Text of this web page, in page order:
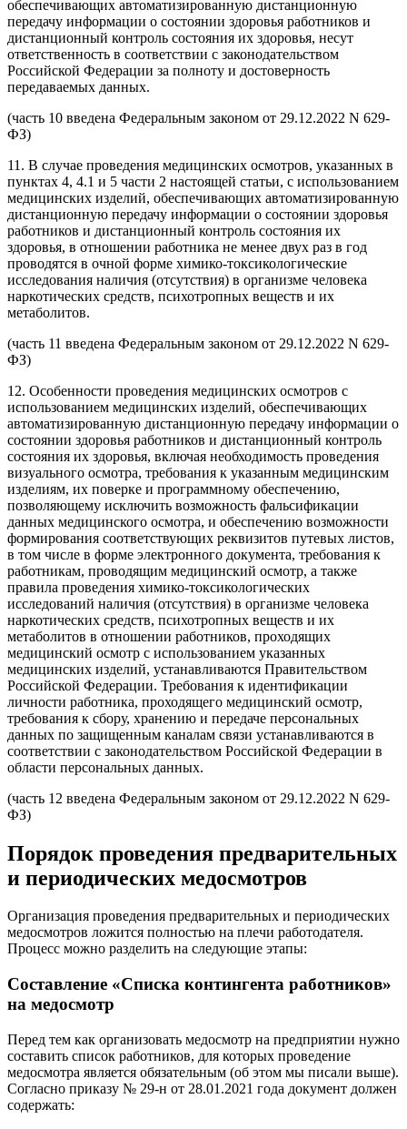
обеспечивающих автоматизированную дистанционную
передачу информации о состоянии здоровья работников и
дистанционный контроль состояния их здоровья, несут
ответственность в соответствии с законодательством
Российской Федерации за полноту и достоверность
передаваемых данных.
(часть 10 введена Федеральным законом от 29.12.2022 N 629-
ФЗ)
11. В случае проведения медицинских осмотров, указанных в
пунктах 4, 4.1 и 5 части 2 настоящей статьи, с использованием
медицинских изделий, обеспечивающих автоматизированную
дистанционную передачу информации о состоянии здоровья
работников и дистанционный контроль состояния их
здоровья, в отношении работника не менее двух раз в год
проводятся в очной форме химико-токсикологические
исследования наличия (отсутствия) в организме человека
наркотических средств, психотропных веществ и их
метаболитов.
(часть 11 введена Федеральным законом от 29.12.2022 N 629-
ФЗ)
12. Особенности проведения медицинских осмотров с
использованием медицинских изделий, обеспечивающих
автоматизированную дистанционную передачу информации о
состоянии здоровья работников и дистанционный контроль
состояния их здоровья, включая необходимость проведения
визуального осмотра, требования к указанным медицинским
изделиям, их поверке и программному обеспечению,
позволяющему исключить возможность фальсификации
данных медицинского осмотра, и обеспечению возможности
формирования соответствующих реквизитов путевых листов,
в том числе в форме электронного документа, требования к
работникам, проводящим медицинский осмотр, а также
правила проведения химико-токсикологических
исследований наличия (отсутствия) в организме человека
наркотических средств, психотропных веществ и их
метаболитов в отношении работников, проходящих
медицинский осмотр с использованием указанных
медицинских изделий, устанавливаются Правительством
Российской Федерации. Требования к идентификации
личности работника, проходящего медицинский осмотр,
требования к сбору, хранению и передаче персональных
данных по защищенным каналам связи устанавливаются в
соответствии с законодательством Российской Федерации в
области персональных данных.
(часть 12 введена Федеральным законом от 29.12.2022 N 629-
ФЗ)
Порядок проведения предварительных
и периодических медосмотров
Организация проведения предварительных и периодических
медосмотров ложится полностью на плечи работодателя.
Процесс можно разделить на следующие этапы:
Составление «Списка контингента работников»
на медосмотр
Перед тем как организовать медосмотр на предприятии нужно
составить список работников, для которых проведение
медосмотра является обязательным (об этом мы писали выше).
Согласно приказу № 29-н от 28.01.2021 года документ должен
содержать: